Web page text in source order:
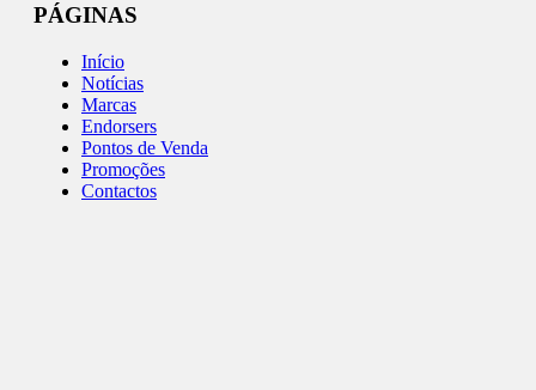
PÁGINAS
Início
Notícias
Marcas
Endorsers
Pontos de Venda
Promoções
Contactos